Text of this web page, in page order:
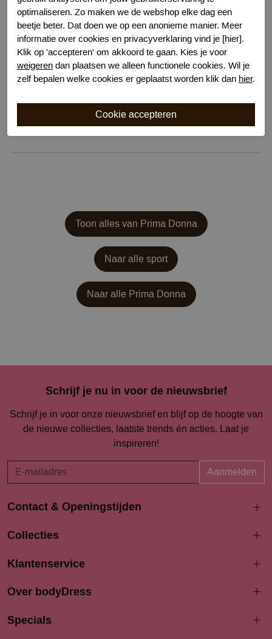
Leveranciercode
6000516
Bestelcode
631400102
Kleur
Zwart
Sluiting
Haaksluiting
Wasvoorschrift
handwas
Nachtmode
Verstelbare bandjes
Kruislings
Kenmerk
Bewuste Keuze!
Toon alles van Prima Donna
Naar alle sport
Naar alle Prima Donna
Schrijf je nu in voor de nieuwsbrief
Schrijf je in voor onze nieuwsbrief en blijf op de hoogte van
de nieuwe collecties, laatste trends én acties. Laat je
inspireren!
Aanmelden
Contact & Openingstijden
Langestraat 94-96
033 4690704
Openingstijden
Maandag 13:00 - 17:30
Collecties
Klantenservice
Over bodyDress
Specials
optimaliseren. Zo maken we de webshop elke dag een
beetje beter. Dat doen we op een anonieme manier. Meer
informatie over cookies en privacyverklaring vind je [hier].
Klik op 'accepteren' om akkoord te gaan. Kies je voor
weigeren dan plaatsen we alleen functionele cookies. Wil je
zelf bepalen welke cookies er geplaatst worden klik dan hier.